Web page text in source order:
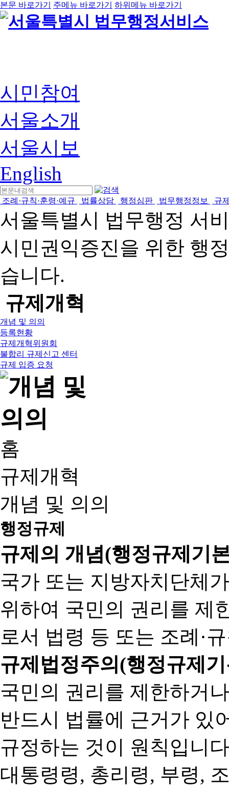
본문 바로가기 주메뉴 바로가기 하위메뉴 바로가기
시민참여
서울소개
서울시보
English
조례·규칙·훈령·예규 법률상담 행정심판 법무행정정보 규
서울특별시 법무행정 서
시민권익증진을 위한 행
습니다.
규제개혁
개념 및 의의
등록현황
규제개혁위원회
불합리 규제신고 센터
규제 입증 요청
홈
규제개혁
개념 및 의의
행정규제
규제의 개념(행정규제기
국가 또는 지방자치단체
위하여 국민의 권리를 제
로서 법령 등 또는 조례·
규제법정주의(행정규제
국민의 권리를 제한하거
반드시 법률에 근거가 있
규정하는 것이 원칙입니
대통령령, 총리령, 부령,